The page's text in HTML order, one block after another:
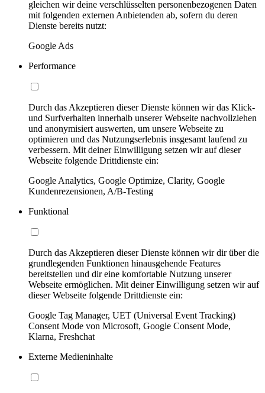
gleichen wir deine verschlüsselten personenbezogenen Daten
mit folgenden externen Anbietenden ab, sofern du deren
Dienste bereits nutzt:
Google Ads
Performance
Durch das Akzeptieren dieser Dienste können wir das Klick-
und Surfverhalten innerhalb unserer Webseite nachvollziehen
und anonymisiert auswerten, um unsere Webseite zu
optimieren und das Nutzungserlebnis insgesamt laufend zu
verbessern. Mit deiner Einwilligung setzen wir auf dieser
Webseite folgende Drittdienste ein:
Google Analytics, Google Optimize, Clarity, Google
Kundenrezensionen, A/B-Testing
Funktional
Durch das Akzeptieren dieser Dienste können wir dir über die
grundlegenden Funktionen hinausgehende Features
bereitstellen und dir eine komfortable Nutzung unserer
Webseite ermöglichen. Mit deiner Einwilligung setzen wir auf
dieser Webseite folgende Drittdienste ein:
Google Tag Manager, UET (Universal Event Tracking)
Consent Mode von Microsoft, Google Consent Mode,
Klarna, Freshchat
Externe Medieninhalte